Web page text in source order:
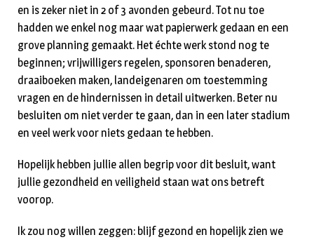
en is zeker niet in 2 of 3 avonden gebeurd. Tot nu toe
hadden we enkel nog maar wat papierwerk gedaan en een
grove planning gemaakt. Het échte werk stond nog te
beginnen; vrijwilligers regelen, sponsoren benaderen,
draaiboeken maken, landeigenaren om toestemming
vragen en de hindernissen in detail uitwerken. Beter nu
besluiten om niet verder te gaan, dan in een later stadium
en veel werk voor niets gedaan te hebben.
Hopelijk hebben jullie allen begrip voor dit besluit, want
jullie gezondheid en veiligheid staan wat ons betreft
voorop.
Ik zou nog willen zeggen: blijf gezond en hopelijk zien we